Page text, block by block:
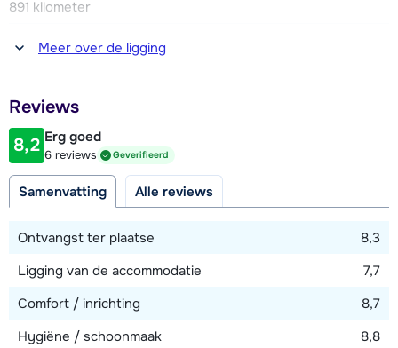
891 kilometer
Afstand tot winkel(s)
1100 meter
400 meter
Afstand tot piste
280 meter
Meer over de ligging
Reviews
8,2 Erg goed
6 reviews Geverifieerd
Samenvatting Alle reviews
Ontvangst ter plaatse
8,3
Ligging van de accommodatie
7,7
Comfort / inrichting
8,7
Hygiëne / schoonmaak
8,8